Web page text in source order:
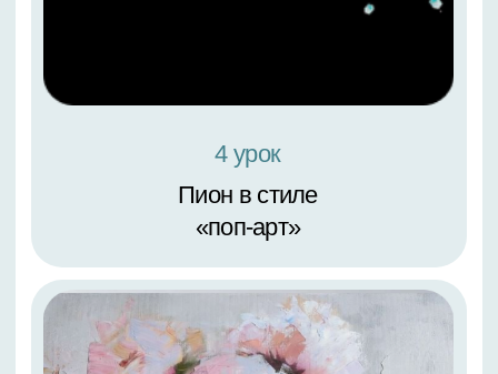
6 урок
Стилизованная
георгина. Формат А2